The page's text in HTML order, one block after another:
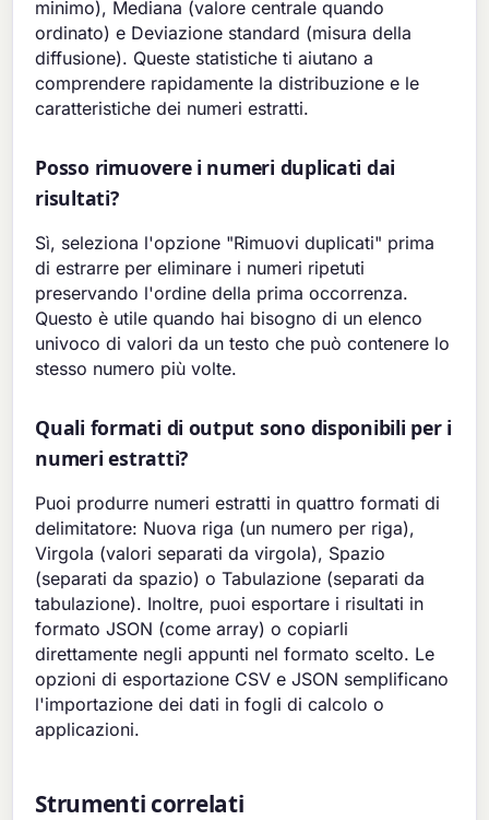
minimo), Mediana (valore centrale quando
ordinato) e Deviazione standard (misura della
diffusione). Queste statistiche ti aiutano a
comprendere rapidamente la distribuzione e le
caratteristiche dei numeri estratti.
Posso rimuovere i numeri duplicati dai
risultati?
Sì, seleziona l'opzione "Rimuovi duplicati" prima
di estrarre per eliminare i numeri ripetuti
preservando l'ordine della prima occorrenza.
Questo è utile quando hai bisogno di un elenco
univoco di valori da un testo che può contenere lo
stesso numero più volte.
Quali formati di output sono disponibili per i
numeri estratti?
Puoi produrre numeri estratti in quattro formati di
delimitatore: Nuova riga (un numero per riga),
Virgola (valori separati da virgola), Spazio
(separati da spazio) o Tabulazione (separati da
tabulazione). Inoltre, puoi esportare i risultati in
formato JSON (come array) o copiarli
direttamente negli appunti nel formato scelto. Le
opzioni di esportazione CSV e JSON semplificano
l'importazione dei dati in fogli di calcolo o
applicazioni.
Strumenti correlati